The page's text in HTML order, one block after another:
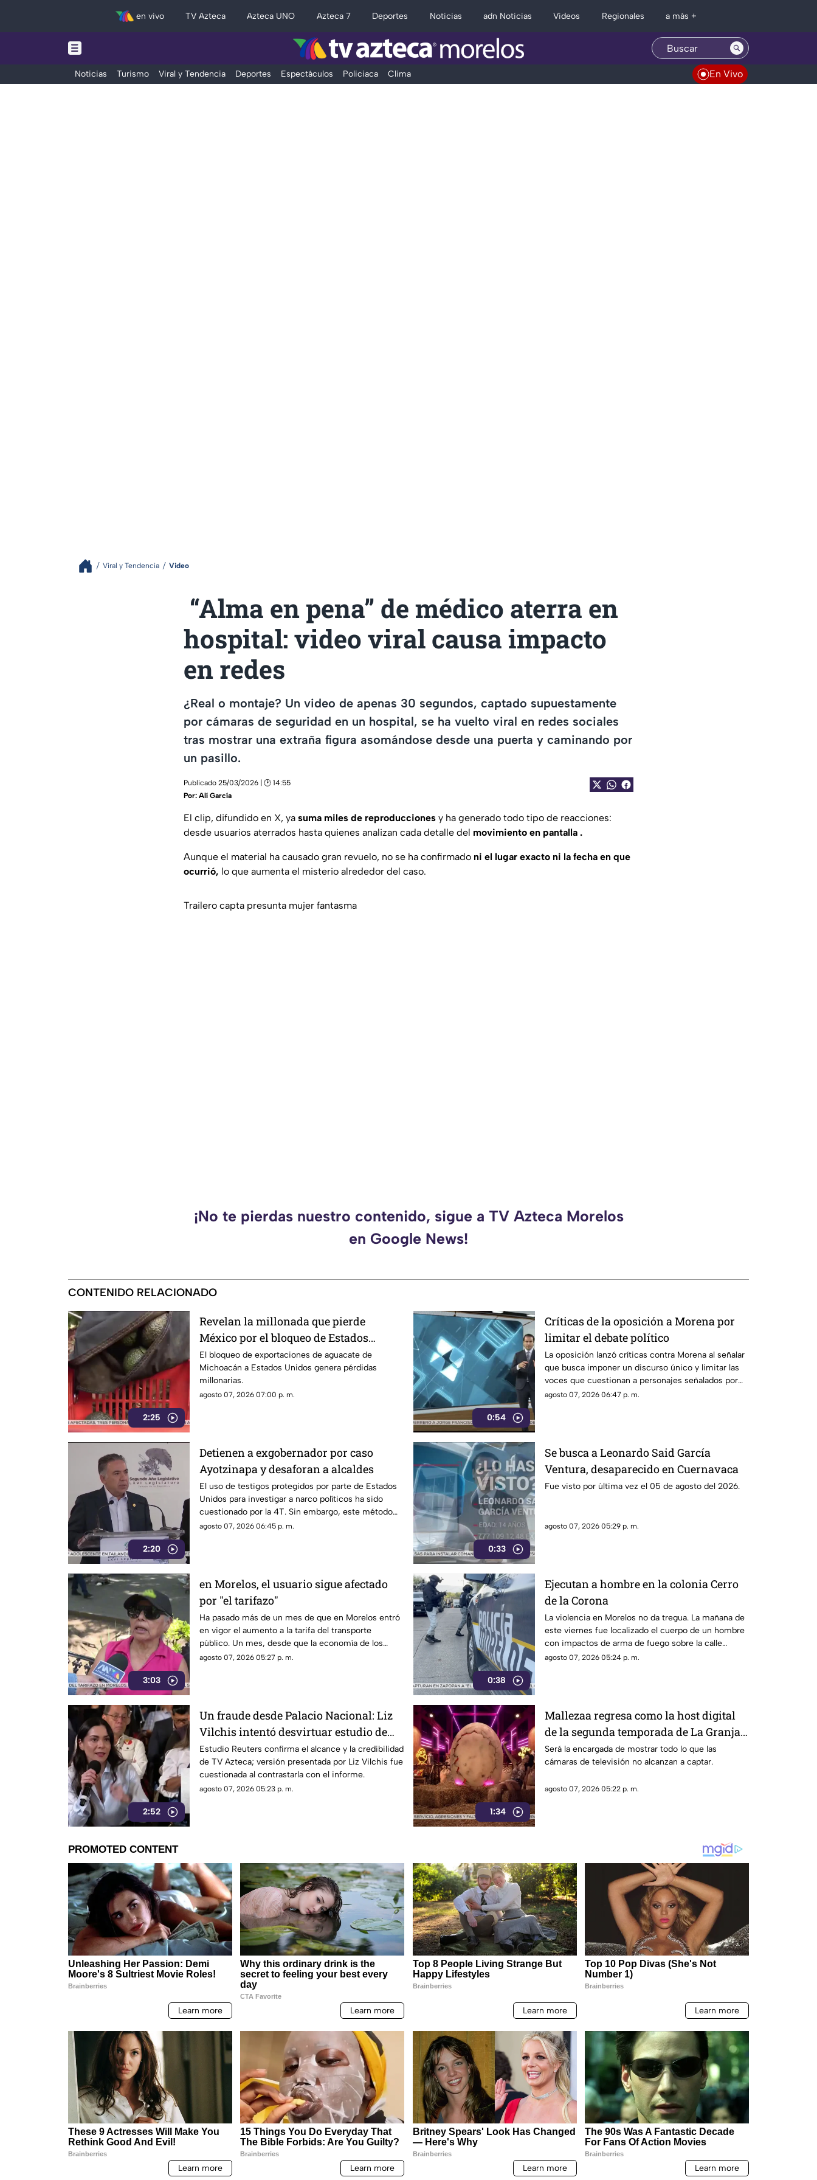
en vivo TV Azteca Azteca UNO Azteca 7 Deportes Noticias adn Noticias Videos Regionales a más +
Noticias Turismo Viral y Tendencia Deportes Espectáculos Policiaca Clima En Vivo
Viral y Tendencia Video
“Alma en pena” de médico aterra en
hospital: video viral causa impacto
en redes
¿Real o montaje? Un video de apenas 30 segundos, captado supuestamente
por cámaras de seguridad en un hospital, se ha vuelto viral en redes sociales
tras mostrar una extraña figura asomándose desde una puerta y caminando por
un pasillo.
Publicado 25/03/2026 | 🕑 14:55
Por: Alí García
El clip, difundido en X, ya suma miles de reproducciones y ha generado todo tipo de reacciones:
desde usuarios aterrados hasta quienes analizan cada detalle del movimiento en pantalla .
Aunque el material ha causado gran revuelo, no se ha confirmado ni el lugar exacto ni la fecha en que
ocurrió, lo que aumenta el misterio alrededor del caso.
Trailero capta presunta mujer fantasma
¡No te pierdas nuestro contenido, sigue a TV Azteca Morelos
en Google News!
CONTENIDO RELACIONADO
2:25
Revelan la millonada que pierde
México por el bloqueo de Estados
Unidos al aguacate de Michoacán
El bloqueo de exportaciones de aguacate de
Michoacán a Estados Unidos genera pérdidas
millonarias.
agosto 07, 2026 07:00 p. m.
0:54
Críticas de la oposición a Morena por
limitar el debate político
La oposición lanzó críticas contra Morena al señalar
que busca imponer un discurso único y limitar las
voces que cuestionan a personajes señalados por
presuntos vínculos con la narcopolítica de la 4T.
agosto 07, 2026 06:47 p. m.
2:20
Detienen a exgobernador por caso
Ayotzinapa y desaforan a alcaldes
El uso de testigos protegidos por parte de Estados
Unidos para investigar a narco políticos ha sido
cuestionado por la 4T. Sin embargo, este método
también ha colocado bajo la lupa a funcionarios y
agosto 07, 2026 06:45 p. m.
0:33
Se busca a Leonardo Said García
Ventura, desaparecido en Cuernavaca
Fue visto por última vez el 05 de agosto del 2026.
agosto 07, 2026 05:29 p. m.
3:03
en Morelos, el usuario sigue afectado
por "el tarifazo"
Ha pasado más de un mes de que en Morelos entró
en vigor el aumento a la tarifa del transporte
público. Un mes, desde que la economía de los
morelenses se vio afectada y los ciudadanos
agosto 07, 2026 05:27 p. m.
0:38
Ejecutan a hombre en la colonia Cerro
de la Corona
La violencia en Morelos no da tregua. La mañana de
este viernes fue localizado el cuerpo de un hombre
con impactos de arma de fuego sobre la calle
alianza nacional, en la colonia cerro de la corona, en
agosto 07, 2026 05:24 p. m.
2:52
Un fraude desde Palacio Nacional: Liz
Vilchis intentó desvirtuar estudio de
Reuters sobre la credibilidad de TV
Azteca
Estudio Reuters confirma el alcance y la credibilidad
de TV Azteca; versión presentada por Liz Vilchis fue
cuestionada al contrastarla con el informe.
agosto 07, 2026 05:23 p. m.
1:34
Mallezaa regresa como la host digital
de la segunda temporada de La Granja
VIP
Será la encargada de mostrar todo lo que las
cámaras de televisión no alcanzan a captar.
agosto 07, 2026 05:22 p. m.